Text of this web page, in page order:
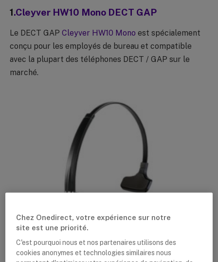
1.Cleyver HW10 Mono DECT GAP
Le DECT GAP Cleyver HW10 Mono est spécialement
conçu pour les employés de bureau et compatible
avec la plupart des téléphones DECT / GAP sur le
marché.
Chez Onedirect, votre expérience sur notre
site est une priorité.
C'est pourquoi nous et nos partenaires utilisons des
cookies anonymes et technologies similaires nous